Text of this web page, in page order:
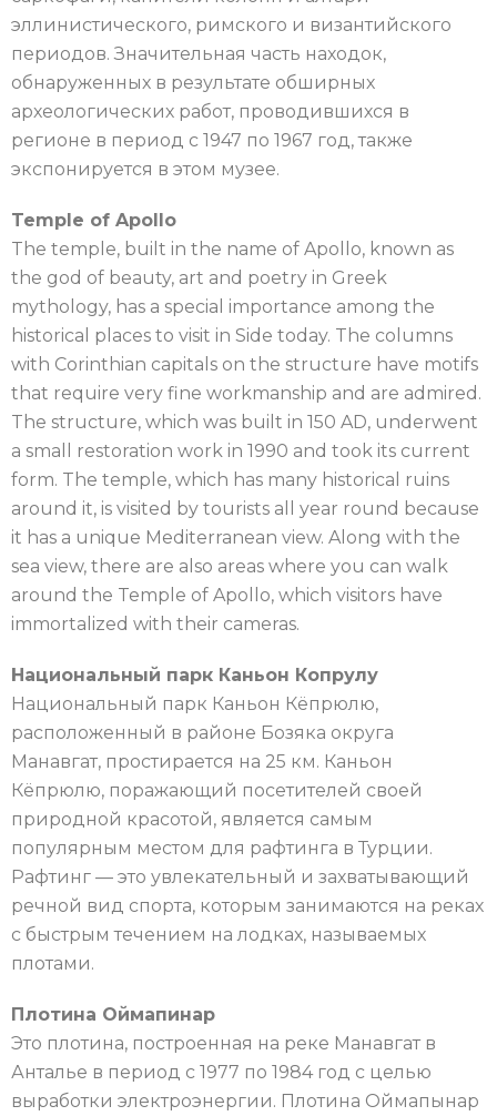
эллинистического, римского и византийского
периодов. Значительная часть находок,
обнаруженных в результате обширных
археологических работ, проводившихся в
регионе в период с 1947 по 1967 год, также
экспонируется в этом музее.
Temple of Apollo
The temple, built in the name of Apollo, known as
the god of beauty, art and poetry in Greek
mythology, has a special importance among the
historical places to visit in Side today. The columns
with Corinthian capitals on the structure have motifs
that require very fine workmanship and are admired.
The structure, which was built in 150 AD, underwent
a small restoration work in 1990 and took its current
form. The temple, which has many historical ruins
around it, is visited by tourists all year round because
it has a unique Mediterranean view. Along with the
sea view, there are also areas where you can walk
around the Temple of Apollo, which visitors have
immortalized with their cameras.
Национальный парк Каньон Копрулу
Национальный парк Каньон Кёпрюлю,
расположенный в районе Бозяка округа
Манавгат, простирается на 25 км. Каньон
Кёпрюлю, поражающий посетителей своей
природной красотой, является самым
популярным местом для рафтинга в Турции.
Рафтинг — это увлекательный и захватывающий
речной вид спорта, которым занимаются на реках
с быстрым течением на лодках, называемых
плотами.
Плотина Оймапинар
Это плотина, построенная на реке Манавгат в
Анталье в период с 1977 по 1984 год с целью
выработки электроэнергии. Плотина Оймапынар